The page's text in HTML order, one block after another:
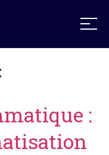
: